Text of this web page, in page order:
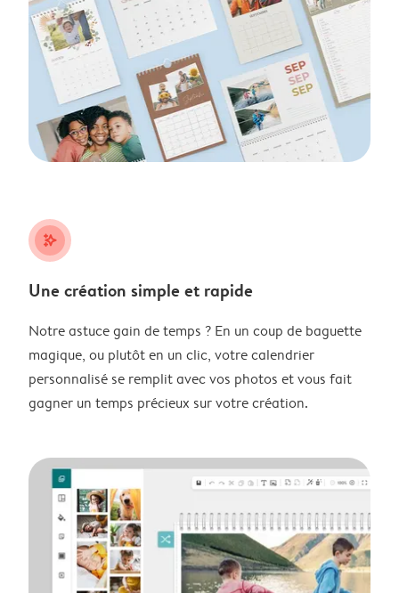
stars_plus
Une création simple et rapide
Notre astuce gain de temps ? En un coup de baguette
magique, ou plutôt en un clic, votre calendrier
personnalisé se remplit avec vos photos et vous fait
gagner un temps précieux sur votre création.